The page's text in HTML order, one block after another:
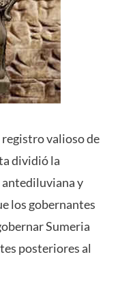
registro valioso de
dividió la
antediluviana y
los gobernantes
Sumeria
posteriores al